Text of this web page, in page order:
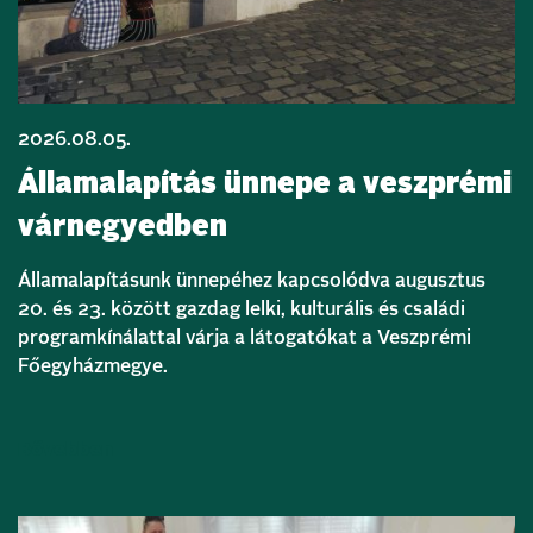
2026.08.05.
Államalapítás ünnepe a veszprémi
várnegyedben
Államalapításunk ünnepéhez kapcsolódva augusztus
20. és 23. között gazdag lelki, kulturális és családi
programkínálattal várja a látogatókat a Veszprémi
Főegyházmegye.